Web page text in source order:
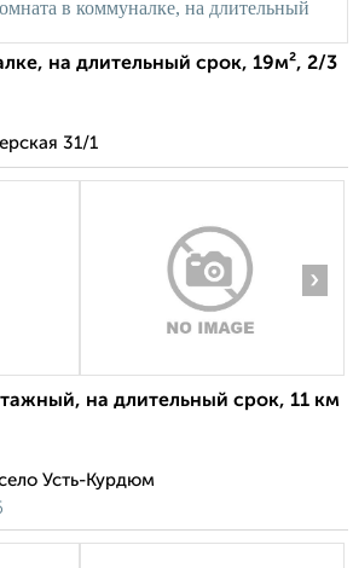
на длительный срок, 19м², 2/3
31/1
›
на длительный срок, 11 км
Усть-Курдюм